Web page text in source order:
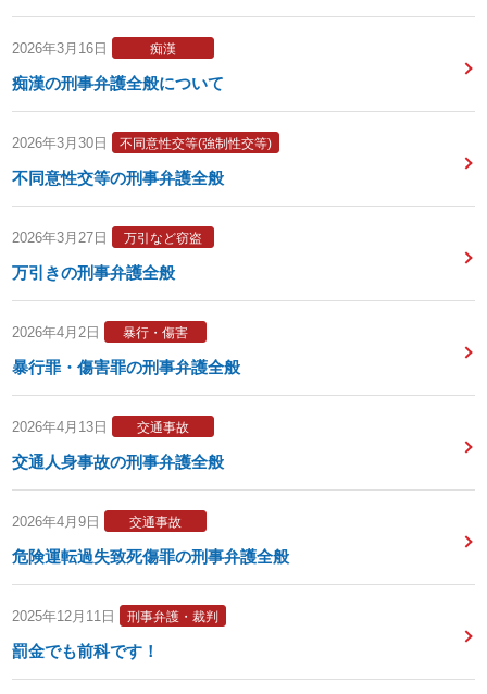
2026年3月16日 痴漢
痴漢の刑事弁護全般について
2026年3月30日 不同意性交等(強制性交等)
不同意性交等の刑事弁護全般
2026年3月27日 万引など窃盗
万引きの刑事弁護全般
2026年4月2日 暴行・傷害
暴行罪・傷害罪の刑事弁護全般
2026年4月13日 交通事故
交通人身事故の刑事弁護全般
2026年4月9日 交通事故
危険運転過失致死傷罪の刑事弁護全般
2025年12月11日 刑事弁護・裁判
罰金でも前科です！